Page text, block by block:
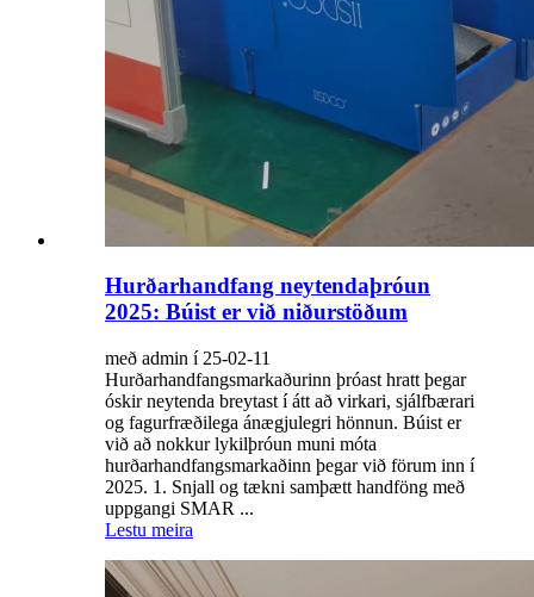
Hurðarhandfang neytendaþróun
2025: Búist er við niðurstöðum
með admin í 25-02-11
Hurðarhandfangsmarkaðurinn þróast hratt þegar
óskir neytenda breytast í átt að virkari, sjálfbærari
og fagurfræðilega ánægjulegri hönnun. Búist er
við að nokkur lykilþróun muni móta
hurðarhandfangsmarkaðinn þegar við förum inn í
2025. 1. Snjall og tækni samþætt handföng með
uppgangi SMAR ...
Lestu meira